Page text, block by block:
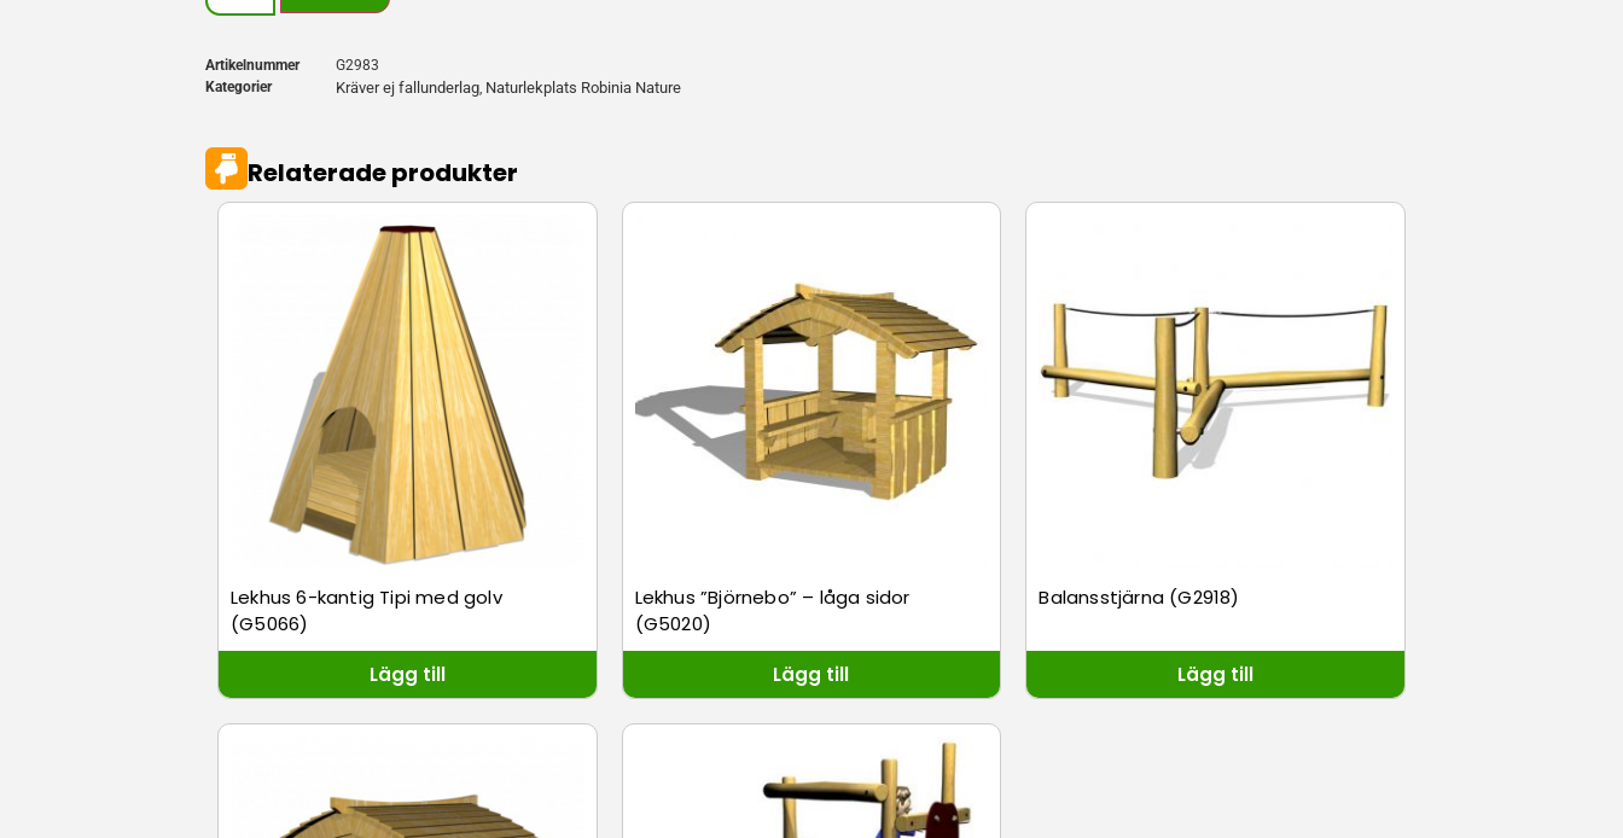
Artikelnummer
G2983
Kategorier
Kräver ej fallunderlag Naturlekplats Robinia Nature
Relaterade produkter
Lekhus 6-kantig Tipi med golv
(G5066)
Lägg till
Lekhus ”Björnebo” – låga sidor
(G5020)
Lägg till
Balansstjärna (G2918)
Lägg till